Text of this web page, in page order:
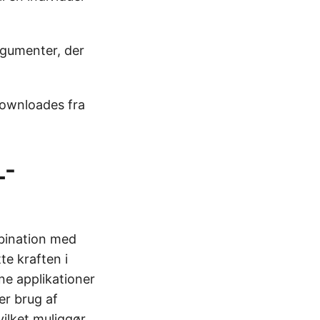
der
fra
med
kraften i
applikationer
brug af